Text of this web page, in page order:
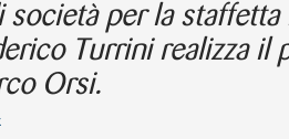
società per la
Turrini realizza
Orsi.